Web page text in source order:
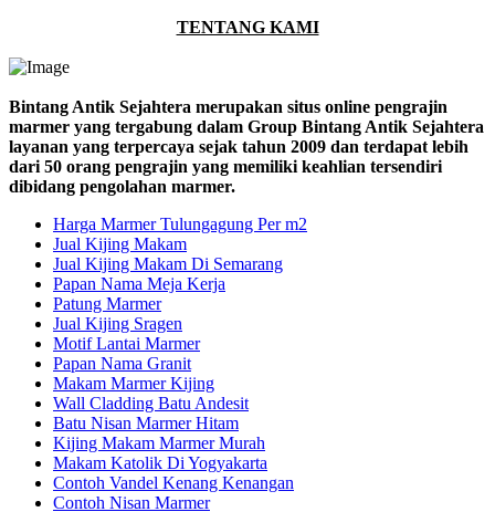
TENTANG KAMI
Bintang Antik Sejahtera merupakan situs online pengrajin
marmer yang tergabung dalam Group Bintang Antik Sejahtera
layanan yang terpercaya sejak tahun 2009 dan terdapat lebih
dari 50 orang pengrajin yang memiliki keahlian tersendiri
dibidang pengolahan marmer.
Harga Marmer Tulungagung Per m2
Jual Kijing Makam
Jual Kijing Makam Di Semarang
Papan Nama Meja Kerja
Patung Marmer
Jual Kijing Sragen
Motif Lantai Marmer
Papan Nama Granit
Makam Marmer Kijing
Wall Cladding Batu Andesit
Batu Nisan Marmer Hitam
Kijing Makam Marmer Murah
Makam Katolik Di Yogyakarta
Contoh Vandel Kenang Kenangan
Contoh Nisan Marmer